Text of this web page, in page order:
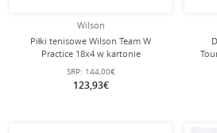
Wilson
Piłki tenisowe Wilson Team W
Practice 18x4 w kartonie
SRP: 144,00€
123,93€